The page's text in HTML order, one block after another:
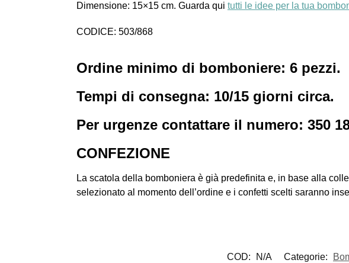
Dimensione: 15×15 cm. Guarda qui tutti le idee per la tua
CODICE: 503/868
Ordine minimo di bomboniere: 6 pezzi.
Tempi di consegna: 10/15 giorni circa.
Per urgenze contattare il numero: 350
CONFEZIONE
La scatola della bomboniera è già predefinita e, in base alla
selezionato al momento dell’ordine e i confetti scelti saranno
COD: N/A Categorie: